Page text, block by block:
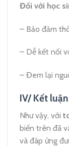
Đối với học
– Bảo đảm
– Dễ kết nối
– Đem lại
IV/ Kết luận
Như vậy, với
biến trên đã
và đáp ứng